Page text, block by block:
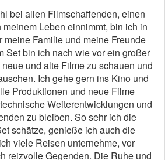
bei allen Filmschaffenden, einen
Leben einnimmt, bin ich in
meine Familie und meine Freunde
Set bin ich nach wie vor ein großer
und alte Filme zu schauen und
Ich gehe gern ins Kino und
Produktionen und neue Filme
Weiterentwicklungen und
zu bleiben. So sehr ich die
schätze, genieße ich auch die
viele Reisen unternehme, vor
reizvolle Gegenden. Die Ruhe und